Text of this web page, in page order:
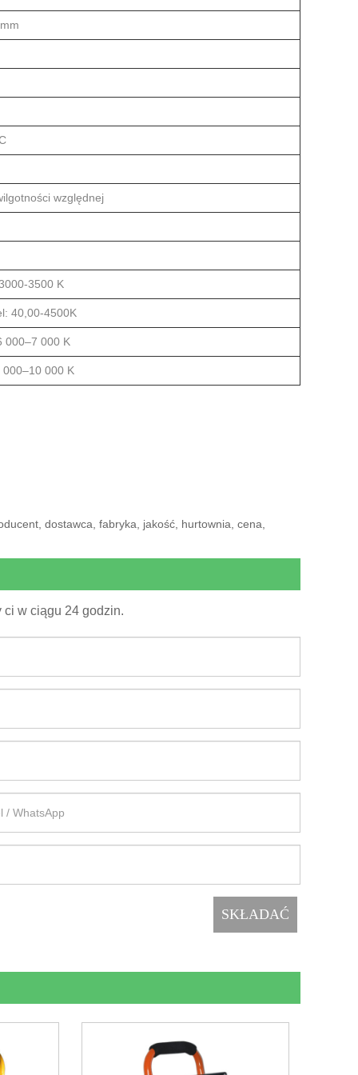
względnej
3500 K
40,00-4500K
000–7 000 K
000 K
dostawca, fabryka, jakość, hurtownia, cena,
ci w ciągu 24 godzin.